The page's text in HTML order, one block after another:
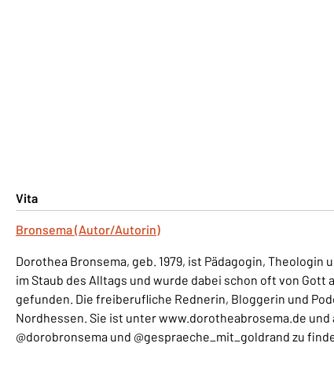
Vita
Bronsema (Autor/Autorin)
Dorothea Bronsema, geb. 1979, ist Pädagogin, Theologin
im Staub des Alltags und wurde dabei schon oft von Gott
gefunden. Die freiberufliche Rednerin, Bloggerin und
Nordhessen. Sie ist unter www.dorotheabrosema.de
@dorobronsema und @gespraeche_mit_goldrand zu